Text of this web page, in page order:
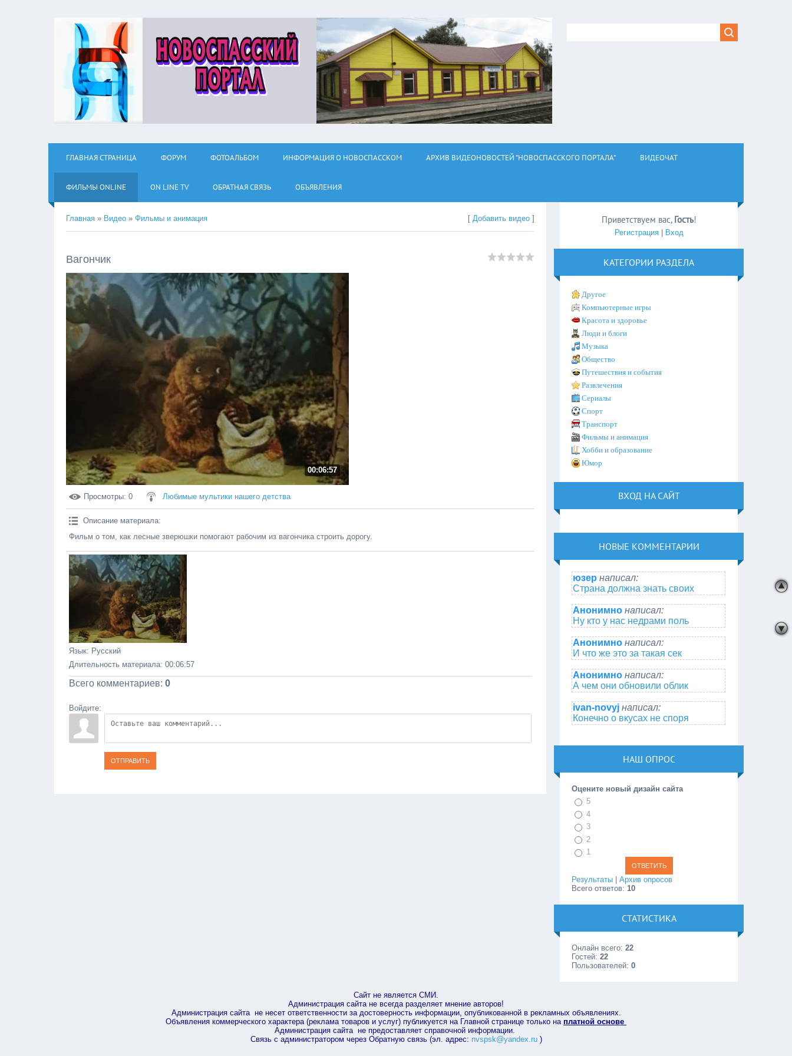
ГЛАВНАЯ СТРАНИЦА ФОРУМ ФОТОАЛЬБОМ ИНФОРМАЦИЯ О НОВОСПАССКОМ АРХИВ ВИДЕОНОВОСТЕЙ "НОВОСПАССКОГО ПОРТАЛА" ВИДЕОЧАТ
ФИЛЬМЫ ОNLINE ON LINE TV ОБРАТНАЯ СВЯЗЬ ОБЪЯВЛЕНИЯ
Главная » Видео » Фильмы и анимация [Добавить видео ]
Вагончик
00:06:57
Просмотры: 0 Любимые мультики нашего детства
Описание материала:
Фильм о том, как лесные зверюшки помогают рабочим из вагончика строить дорогу.
Язык: Русский
Длительность материала: 00:06:57
Всего комментариев: 0
Войдите:
ОТПРАВИТЬ
Приветствуем вас, Гость!
Регистрация| Вход
КАТЕГОРИИ РАЗДЕЛА
Другое
Компьютерные игры
Красота и здоровье
Люди и блоги
Музыка
Общество
Путешествия и события
Развлечения
Сериалы
Спорт
Транспорт
Фильмы и анимация
Хобби и образование
Юмор
ВХОД НА САЙТ
НОВЫЕ КОММЕНТАРИИ
юзер написал:
Страна должна знать своих
Анонимно написал:
Ну кто у нас недрами поль
Анонимно написал:
И что же это за такая сек
Анонимно написал:
А чем они обновили облик
ivan-novyj написал:
Конечно о вкусах не споря
НАШ ОПРОС
Оцените новый дизайн сайта
5
4
3
2
1
Результаты |Архив опросов
Всего ответов: 10
СТАТИСТИКА
Онлайн всего:22
Гостей:22
Пользователей:0
Сайт не является СМИ.
Администрация сайта не всегда разделяет мнение авторов!
Администрация сайта не несет ответственности за достоверность информации, опубликованной в рекламных объявлениях.
Объявления коммерческого характера (реклама товаров и услуг) публикуется на Главной странице только на платной основе
Администрация сайта не предоставляет справочной информации.
Связь с администратором через Обратную связь (эл. адрес: nvspsk@yandex.ru)